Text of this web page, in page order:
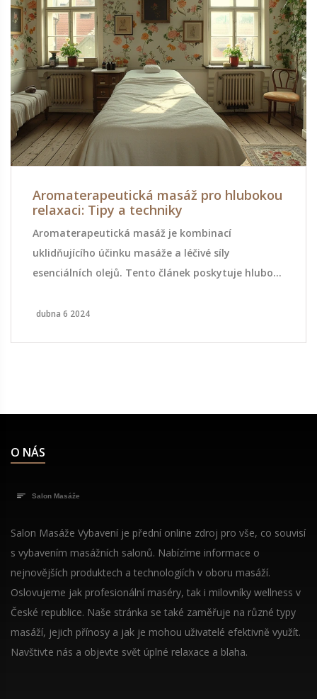
Aromaterapeutická masáž pro hlubokou
relaxaci: Tipy a techniky
Aromaterapeutická masáž je kombinací
uklidňujícího účinku masáže a léčivé síly
esenciálních olejů. Tento článek poskytuje hluboký
masáže. Seznamte se s typy esenciálních olejů
dubna 6 2024
O NÁS
Salon Masáže Vybavení je přední online zdroj pro vše, co souvisí
s vybavením masážních salonů. Nabízíme informace o
nejnovějších produktech a technologiích v oboru masáží.
Oslovujeme jak profesionální maséry, tak i milovníky wellness v
České republice. Naše stránka se také zaměřuje na různé typy
masáží, jejich přínosy a jak je mohou uživatelé efektivně využít.
Navštivte nás a objevte svět úplné relaxace a blaha.